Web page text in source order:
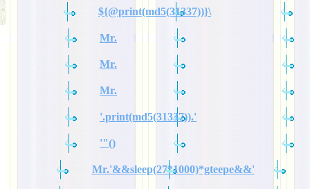
${@print(md5(31337))}\
Mr.
Mr.
Mr.
'.print(md5(31337)).'
'"()
Mr.'&&sleep(27*1000)*gteepe&&'